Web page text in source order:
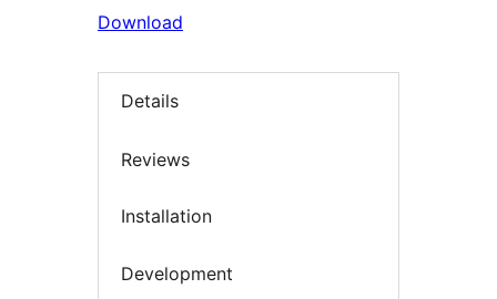
Download
Details
Reviews
Installation
Development